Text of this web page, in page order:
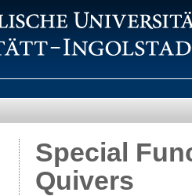
Special
Quivers